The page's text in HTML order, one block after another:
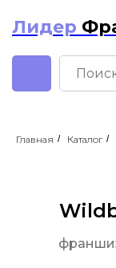
Лидер
Главная / Каталог /